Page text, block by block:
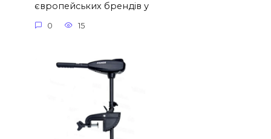
європейських брендів у
0 15